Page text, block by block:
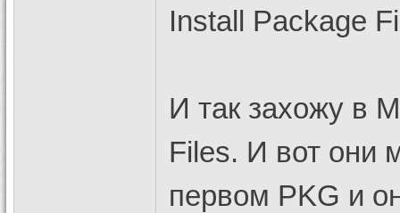
Install Package
И так захожу в
Files. И вот они
первом PKG и